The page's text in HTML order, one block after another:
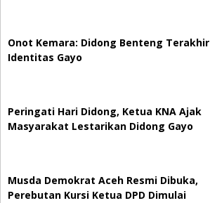
Onot Kemara: Didong Benteng Terakhir
Identitas Gayo
Peringati Hari Didong, Ketua KNA Ajak
Masyarakat Lestarikan Didong Gayo
Musda Demokrat Aceh Resmi Dibuka,
Perebutan Kursi Ketua DPD Dimulai